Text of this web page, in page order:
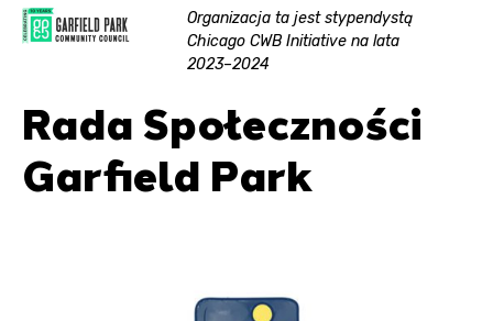
Organizacja ta jest stypendystą
Chicago CWB Initiative na lata
2023–2024
Rada Społeczności
Garfield Park